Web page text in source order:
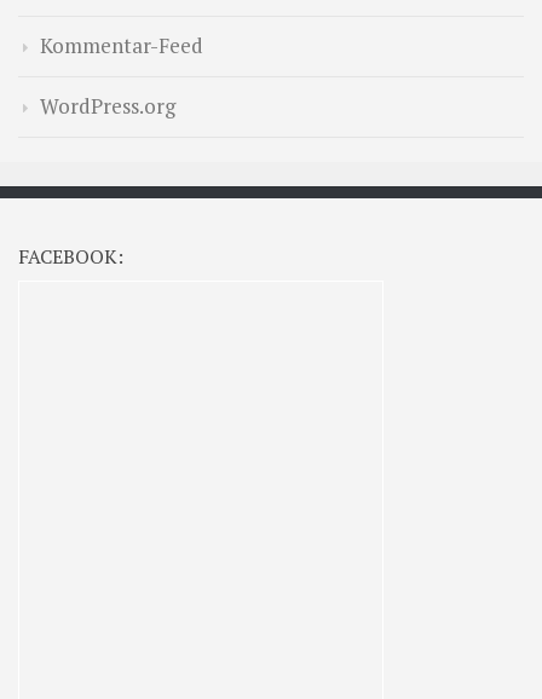
Kommentar-Feed
WordPress.org
FACEBOOK: